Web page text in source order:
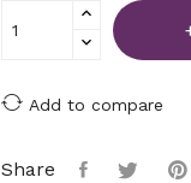
Add to compare
Share